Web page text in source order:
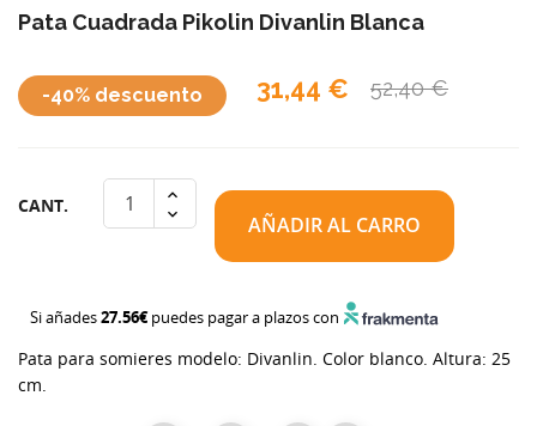
Pata Cuadrada Pikolin Divanlin Blanca
31,44 € 52,40 €
-40% descuento
Pata para somieres modelo: Divanlin. Color blanco. Altura: 25
cm.
CANT.
AÑADIR AL CARRO
Si añades27.56€puedes pagar a plazos con